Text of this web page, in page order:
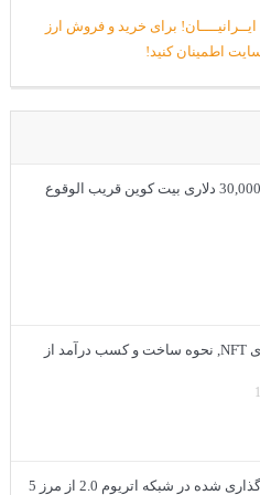
شکست حمایت 30,000 دلاری بیت کوین قریب الوقوع
بهترین پلتفرم های NFT, نحوه ساخت و کسب درآمد از
تعداد اتر سپرده گذاری شده در شبکه اتریوم 2.0 از مرز 5